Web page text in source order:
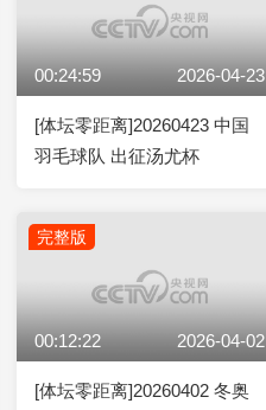
00:24:59 2026-04-23
[体坛零距离]20260423 中国
羽毛球队 出征汤尤杯
完整版
00:12:22 2026-04-02
[体坛零距离]20260402 冬奥